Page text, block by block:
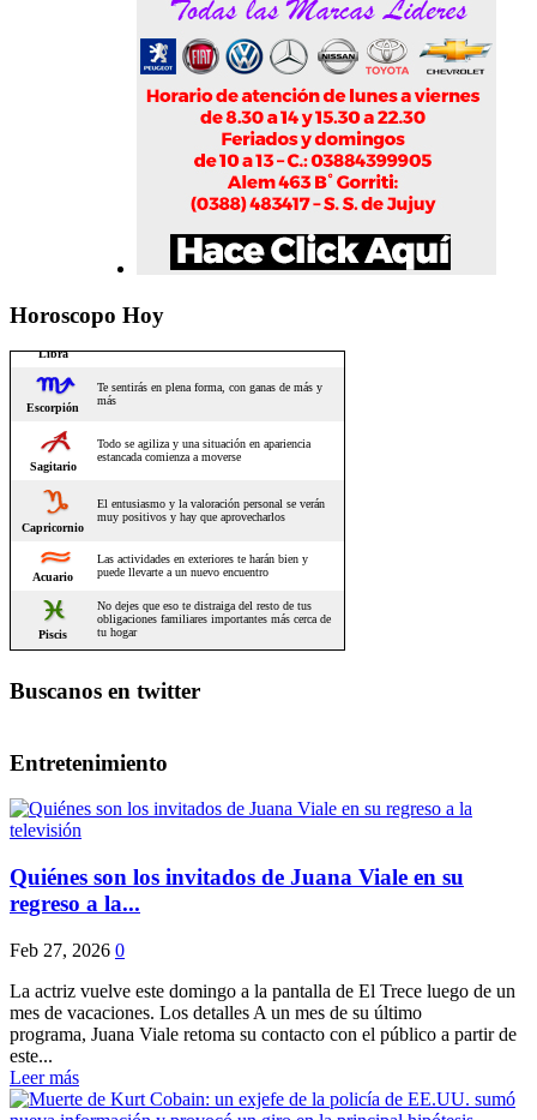
Horoscopo Hoy
Buscanos en twitter
Entretenimiento
Quiénes son los invitados de Juana Viale en su
regreso a la...
Feb 27, 2026 0
La actriz vuelve este domingo a la pantalla de El Trece luego de un
mes de vacaciones. Los detalles A un mes de su último
programa, Juana Viale retoma su contacto con el público a partir de
este...
Leer más